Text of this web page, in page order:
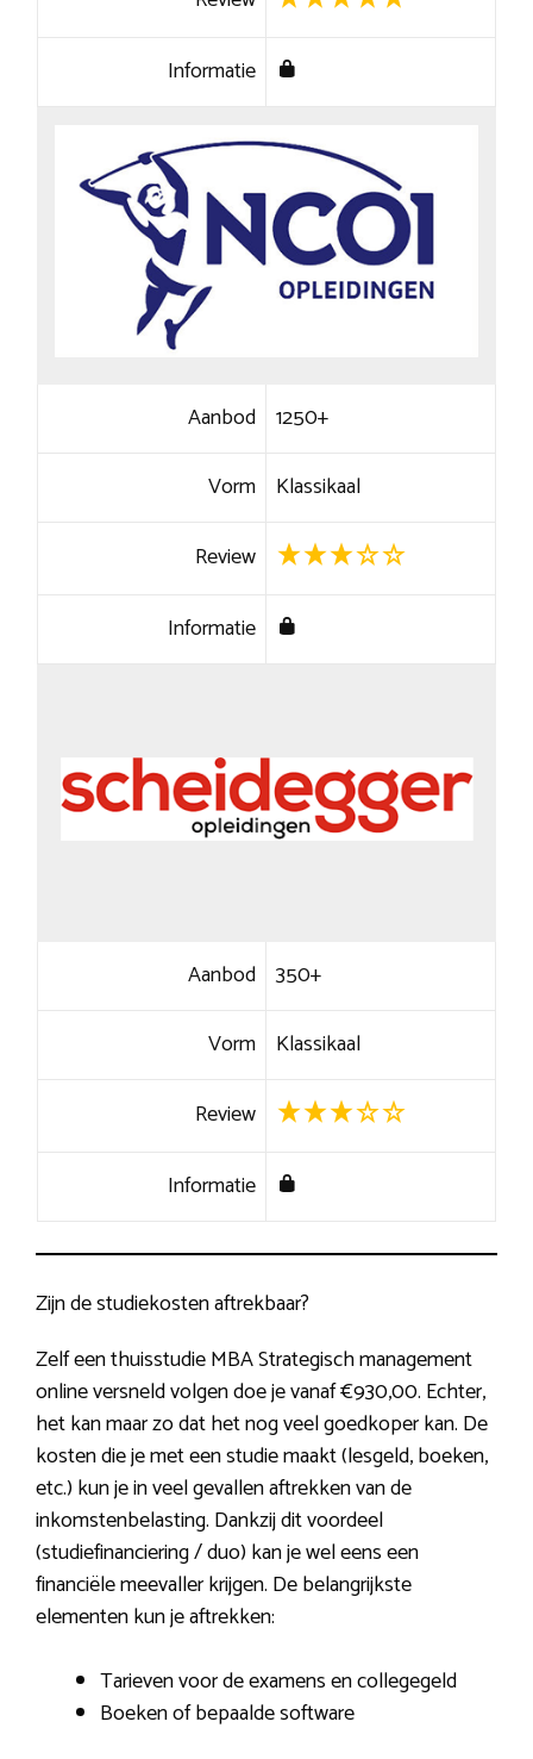
Informatie
Aanbod 1250+
Vorm Klassikaal
Review
Informatie
Aanbod 350+
Vorm Klassikaal
Review
Informatie
Zijn de studiekosten aftrekbaar?
Zelf een thuisstudie MBA Strategisch management
online versneld volgen doe je vanaf €930,00. Echter,
het kan maar zo dat het nog veel goedkoper kan. De
kosten die je met een studie maakt (lesgeld, boeken,
etc.) kun je in veel gevallen aftrekken van de
inkomstenbelasting. Dankzij dit voordeel
(studiefinanciering / duo) kan je wel eens een
financiële meevaller krijgen. De belangrijkste
elementen kun je aftrekken:
Tarieven voor de examens en collegegeld
Boeken of bepaalde software